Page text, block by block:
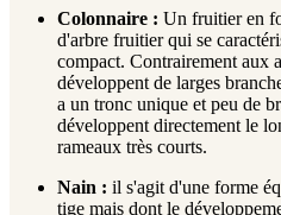
Colonnaire : Un fruitier en
d'arbre fruitier qui se
compact. Contrairement aux
développent de larges
a un tronc unique et peu de
développent directement le
rameaux très courts.
Nain : il s'agit d'une forme
tige mais dont le